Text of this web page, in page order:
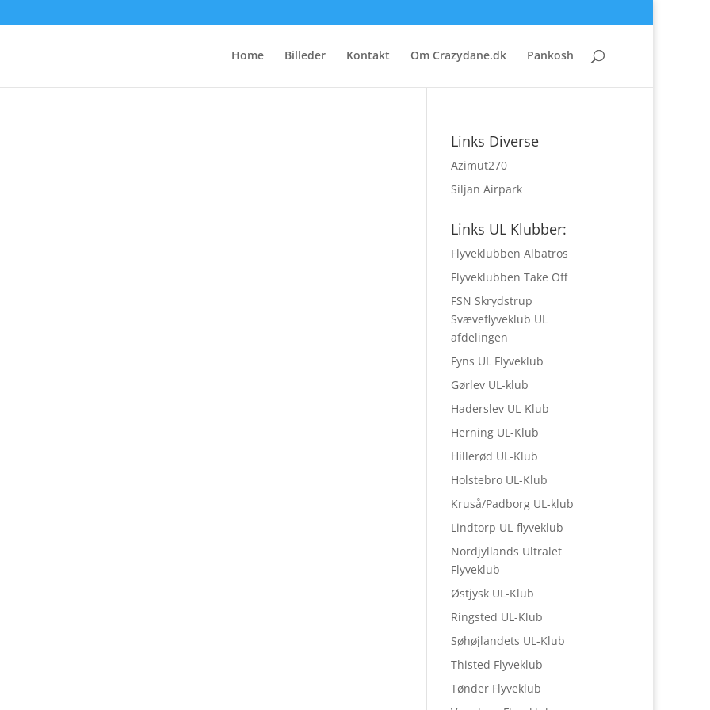
Home Billeder Kontakt Om Crazydane.dk Pankosh
Links Diverse
Azimut270
Siljan Airpark
Links UL Klubber:
Flyveklubben Albatros
Flyveklubben Take Off
FSN Skrydstrup
Svæveflyveklub UL
afdelingen
Fyns UL Flyveklub
Gørlev UL-klub
Haderslev UL-Klub
Herning UL-Klub
Hillerød UL-Klub
Holstebro UL-Klub
Kruså/Padborg UL-klub
Lindtorp UL-flyveklub
Nordjyllands Ultralet
Flyveklub
Østjysk UL-Klub
Ringsted UL-Klub
Søhøjlandets UL-Klub
Thisted Flyveklub
Tønder Flyveklub